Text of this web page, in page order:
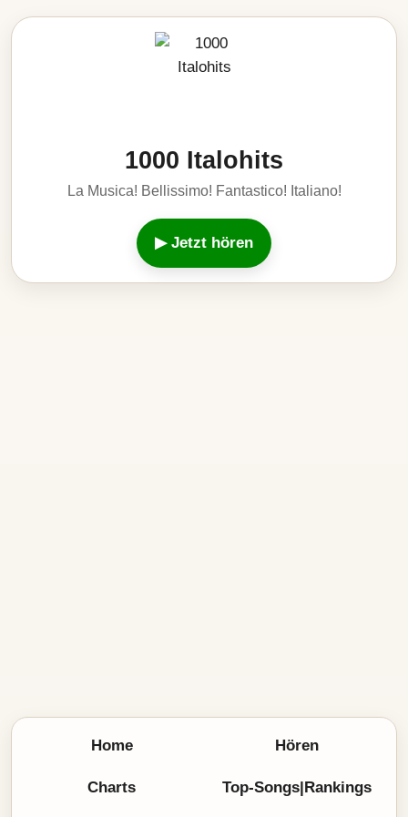
1000 Italohits
La Musica! Bellissimo! Fantastico! Italiano!
▶ Jetzt hören
Home Hören
Charts Top-Songs|Rankings